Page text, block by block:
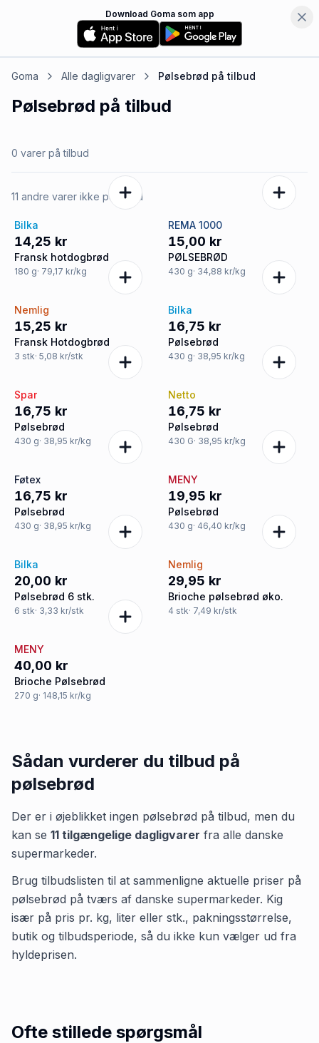
Download Goma som app
Goma Alle dagligvarer Pølsebrød på tilbud
Pølsebrød på tilbud
0 varer på tilbud
11 andre varer ikke på tilbud
Bilka
14,25 kr
Fransk hotdogbrød
180 g· 79,17 kr/kg
REMA 1000
15,00 kr
PØLSEBRØD
430 g· 34,88 kr/kg
Nemlig
15,25 kr
Fransk Hotdogbrød
3 stk· 5,08 kr/stk
Bilka
16,75 kr
Pølsebrød
430 g· 38,95 kr/kg
Spar
16,75 kr
Pølsebrød
430 g· 38,95 kr/kg
Netto
16,75 kr
Pølsebrød
430 G· 38,95 kr/kg
Føtex
16,75 kr
Pølsebrød
430 g· 38,95 kr/kg
MENY
19,95 kr
Pølsebrød
430 g· 46,40 kr/kg
Bilka
20,00 kr
Pølsebrød 6 stk.
6 stk· 3,33 kr/stk
Nemlig
29,95 kr
Brioche pølsebrød øko.
4 stk· 7,49 kr/stk
MENY
40,00 kr
Brioche Pølsebrød
270 g· 148,15 kr/kg
Sådan vurderer du tilbud på
pølsebrød
Der er i øjeblikket ingen pølsebrød på tilbud, men du
kan se 11 tilgængelige dagligvarer fra alle danske
supermarkeder.
Brug tilbudslisten til at sammenligne aktuelle priser på
pølsebrød på tværs af danske supermarkeder. Kig
især på pris pr. kg, liter eller stk., pakningsstørrelse,
butik og tilbudsperiode, så du ikke kun vælger ud fra
hyldeprisen.
Ofte stillede spørgsmål